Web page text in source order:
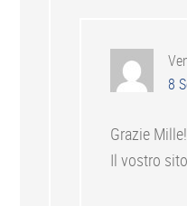
8
Grazie Mille!
Il vostro